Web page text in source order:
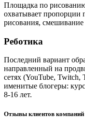
Площадка по
охватывает пропорции
рисования, смешивание
Реботика
Последний вариант
направленный на
сетях (YouTube,
именитые блогеры:
8-16 лет.
Отзывы клиентов компаний